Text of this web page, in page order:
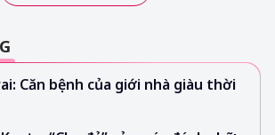
Căn bệnh của giới nhà giàu thời